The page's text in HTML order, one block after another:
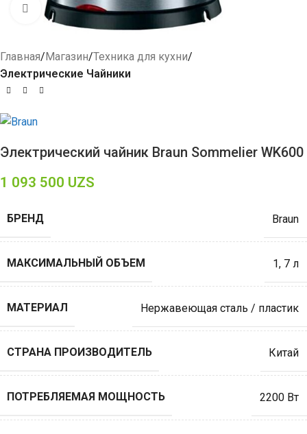
Click to enlarge
Главная Магазин Техника для кухни
Электрические Чайники
Электрический чайник Braun Sommelier WK600
1 093 500 UZS
БРЕНД Braun
МАКСИМАЛЬНЫЙ ОБЪЕМ 1, 7 л
МАТЕРИАЛ Нержавеющая сталь / пластик
СТРАНА ПРОИЗВОДИТЕЛЬ Китай
ПОТРЕБЛЯЕМАЯ МОЩНОСТЬ 2200 Вт